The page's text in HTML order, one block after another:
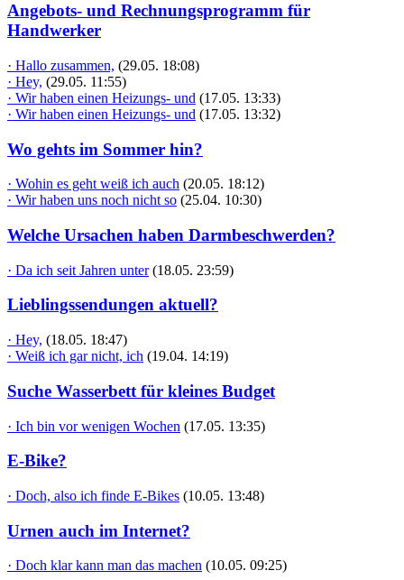
Angebots- und Rechnungsprogramm für
Handwerker
· Hallo zusammen, (29.05. 18:08)
· Hey, (29.05. 11:55)
· Wir haben einen Heizungs- und (17.05. 13:33)
· Wir haben einen Heizungs- und (17.05. 13:32)
Wo gehts im Sommer hin?
· Wohin es geht weiß ich auch (20.05. 18:12)
· Wir haben uns noch nicht so (25.04. 10:30)
Welche Ursachen haben Darmbeschwerden?
· Da ich seit Jahren unter (18.05. 23:59)
Lieblingssendungen aktuell?
· Hey, (18.05. 18:47)
· Weiß ich gar nicht, ich (19.04. 14:19)
Suche Wasserbett für kleines Budget
· Ich bin vor wenigen Wochen (17.05. 13:35)
E-Bike?
· Doch, also ich finde E-Bikes (10.05. 13:48)
Urnen auch im Internet?
· Doch klar kann man das machen (10.05. 09:25)